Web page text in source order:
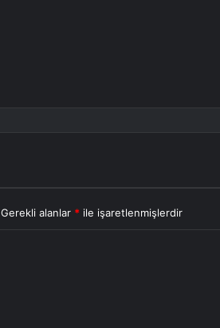
Gerekli alanlar * ile işaretlenmişlerdir